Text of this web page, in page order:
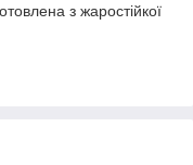
з жаростійкої